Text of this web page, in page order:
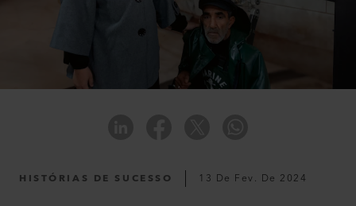
HISTÓRIAS DE SUCESSO 13 De Fev. De 2024